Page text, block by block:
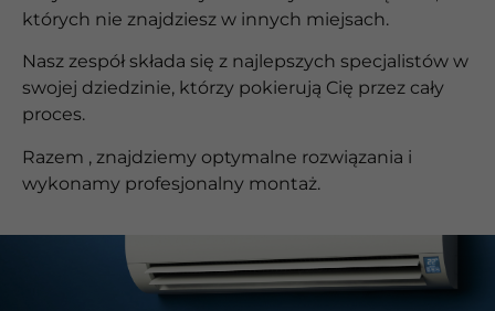
których nie znajdziesz w innych miejsach.
Nasz zespół składa się z najlepszych specjalistów w
swojej dziedzinie, którzy pokierują Cię przez cały
proces.
Razem , znajdziemy optymalne rozwiązania i
wykonamy profesjonalny montaż.